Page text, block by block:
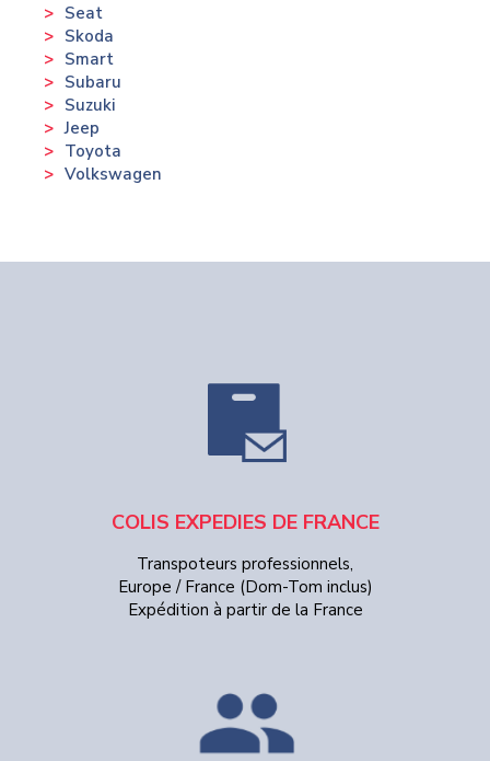
Seat
Skoda
Smart
Subaru
Suzuki
Jeep
Toyota
Volkswagen
COLIS EXPEDIES DE FRANCE
Transpoteurs professionnels,
Europe / France (Dom-Tom inclus)
Expédition à partir de la France